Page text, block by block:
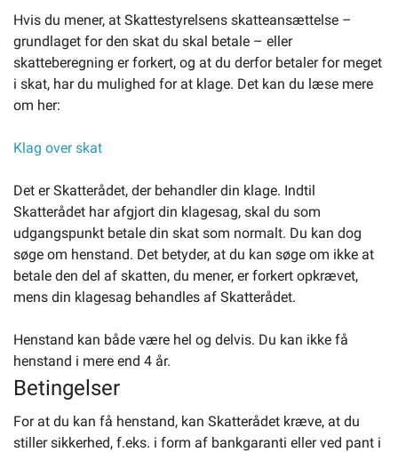
Selvbetjening
Planportal
Tidsbestilling
Hvis du mener, at Skattestyrelsens skatteansættelse –
grundlaget for den skat du skal betale – eller
skatteberegning er forkert, og at du derfor betaler for meget
i skat, har du mulighed for at klage. Det kan du læse mere
om her:
Klag over skat
Det er Skatterådet, der behandler din klage. Indtil
Skatterådet har afgjort din klagesag, skal du som
udgangspunkt betale din skat som normalt. Du kan dog
søge om henstand. Det betyder, at du kan søge om ikke at
betale den del af skatten, du mener, er forkert opkrævet,
mens din klagesag behandles af Skatterådet.
Henstand kan både være hel og delvis. Du kan ikke få
henstand i mere end 4 år.
Betingelser
For at du kan få henstand, kan Skatterådet kræve, at du
stiller sikkerhed, f.eks. i form af bankgaranti eller ved pant i